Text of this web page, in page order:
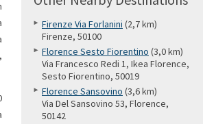
Firenze Via Forlanini (2,7 km)
Firenze, 50100
Florence Sesto Fiorentino (3,0 km)
Via Francesco Redi 1, Ikea Florence,
Sesto Fiorentino, 50019
Florence Sansovino (3,6 km)
Via Del Sansovino 53, Florence,
50142